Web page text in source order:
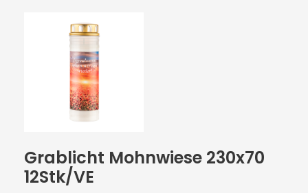
Grablicht Mohnwiese 230x70
12Stk/VE